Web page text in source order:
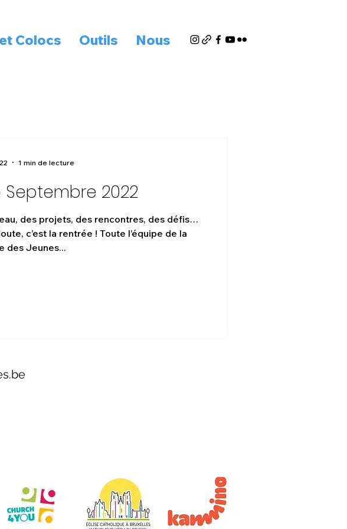
Colocs Outils Nous
Septembre 2022
des projets, des rencontres, des défis…
la rentrée ! Toute l’équipe de la
des Jeunes...
1 min de lecture